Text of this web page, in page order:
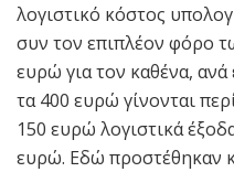
λογιστικό κόστος
συν τον επιπλέον φόρο
ευρώ για τον καθένα,
τα 400 ευρώ γίνονται
150 ευρώ λογιστικά
ευρώ. Εδώ προστέθηκαν